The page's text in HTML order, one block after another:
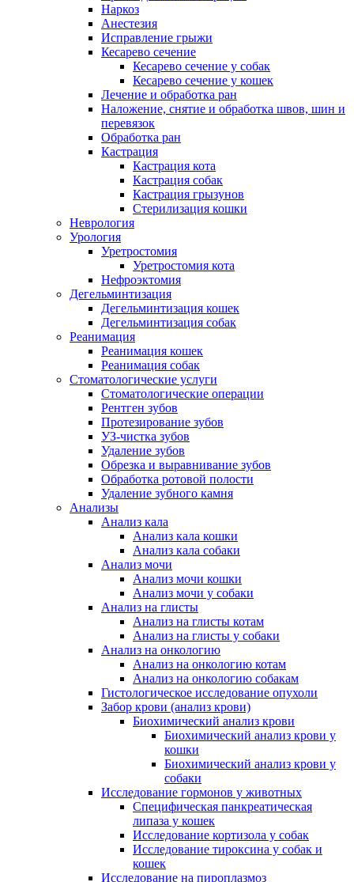
Наркоз
Анестезия
Исправление грыжи
Кесарево сечение
Кесарево сечение у собак
Кесарево сечение у кошек
Лечение и обработка ран
Наложение, снятие и обработка швов, шин и
перевязок
Обработка ран
Кастрация
Кастрация кота
Кастрация собак
Кастрация грызунов
Стерилизация кошки
Неврология
Урология
Уретростомия
Уретростомия кота
Нефроэктомия
Дегельминтизация
Дегельминтизация кошек
Дегельминтизация собак
Реанимация
Реанимация кошек
Реанимация собак
Стоматологические услуги
Стоматологические операции
Рентген зубов
Протезирование зубов
УЗ-чистка зубов
Удаление зубов
Обрезка и выравнивание зубов
Обработка ротовой полости
Удаление зубного камня
Анализы
Анализ кала
Анализ кала кошки
Анализ кала собаки
Анализ мочи
Анализ мочи кошки
Анализ мочи у собаки
Анализ на глисты
Анализ на глисты котам
Анализ на глисты у собаки
Анализ на онкологию
Анализ на онкологию котам
Анализ на онкологию собакам
Гистологическое исследование опухоли
Забор крови (анализ крови)
Биохимический анализ крови
Биохимический анализ крови у
кошки
Биохимический анализ крови у
собаки
Исследование гормонов у животных
Специфическая панкреатическая
липаза у кошек
Исследование кортизола у собак
Исследование тироксина у собак и
кошек
Исследование на пироплазмоз